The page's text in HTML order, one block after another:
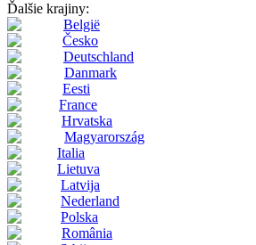
Ďalšie krajiny:
België
Česko
Deutschland
Danmark
Eesti
France
Hrvatska
Magyarország
Italia
Lietuva
Latvija
Nederland
Polska
România